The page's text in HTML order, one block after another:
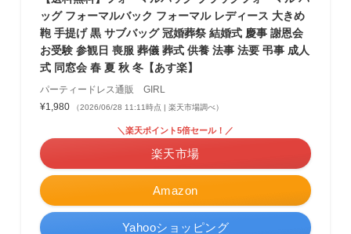
ッグ フォーマルバック フォーマル レディース 大きめ
鞄 手提げ 黒 サブバッグ 冠婚葬祭 結婚式 慶事 謝恩会
お受験 参観日 喪服 葬儀 葬式 供養 法事 法要 弔事 成人
式 同窓会 春 夏 秋 冬【あす楽】
パーティードレス通販 GIRL
¥1,980
（2026/06/28 11:11時点 | 楽天市場調べ）
Amazon
＼楽天ポイント5倍セール！／
楽天市場
Yahooショッピング